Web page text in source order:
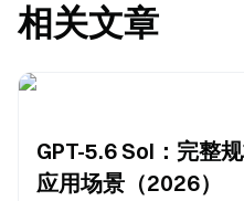
相关文章
GPT-5.6 Sol：完整
应用场景（2026）